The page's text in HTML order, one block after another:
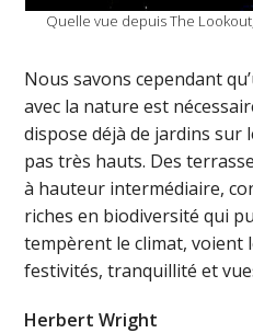
Quelle vue depuis The
Nous savons cependant
avec la nature est
dispose déjà de jardins sur
pas très hauts. Des
à hauteur intermédiaire,
riches en biodiversité qui
tempèrent le climat, voient
festivités, tranquillité et
Herbert Wright